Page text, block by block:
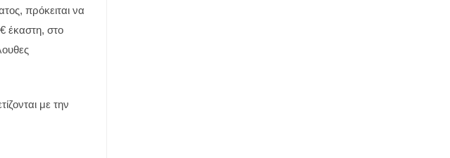
πρόκειται να
έκαστη, στο
με την